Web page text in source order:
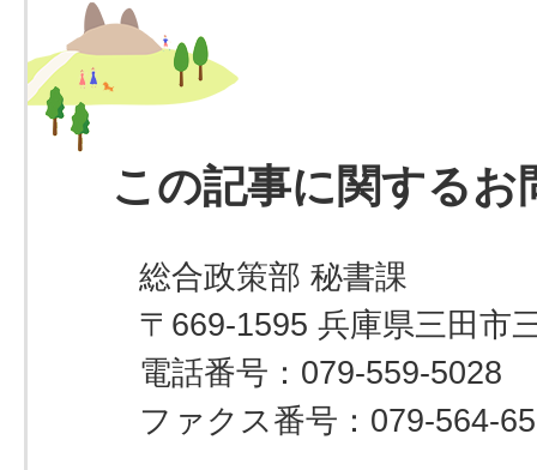
この記事に関するお
総合政策部 秘書課
〒669-1595 兵庫県三田市
電話番号：079-559-5028
ファクス番号：079-564-